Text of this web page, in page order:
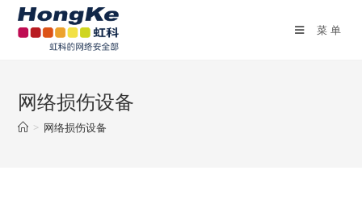
菜单
网络损伤设备
> 网络损伤设备